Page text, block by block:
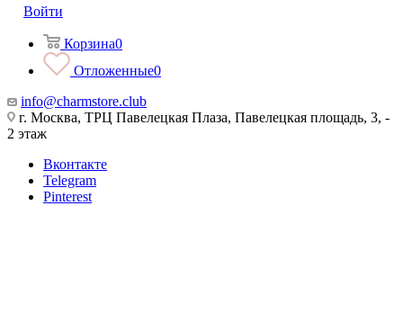
Войти
Корзина0
Отложенные0
info@charmstore.club
г. Москва, ТРЦ Павелецкая Плаза, Павелецкая площадь, 3, -
2 этаж
Вконтакте
Telegram
Pinterest